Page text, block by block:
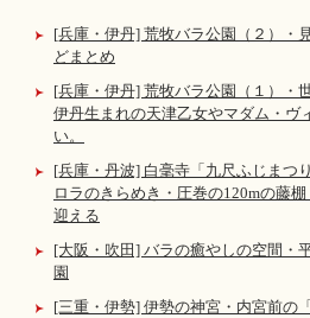
[兵庫・伊丹] 荒牧バラ公園（２）・
どまとめ
[兵庫・伊丹] 荒牧バラ公園（１）・
伊丹生まれの天津乙女やマダム・ヴ
い。
[兵庫・丹波] 白毫寺「九尺ふじまつ
ロラのきらめき・圧巻の120mの藤
迎える
[大阪・吹田] バラの癒やしの空間・
園
[三重・伊勢] 伊勢の神宮・内宮前の